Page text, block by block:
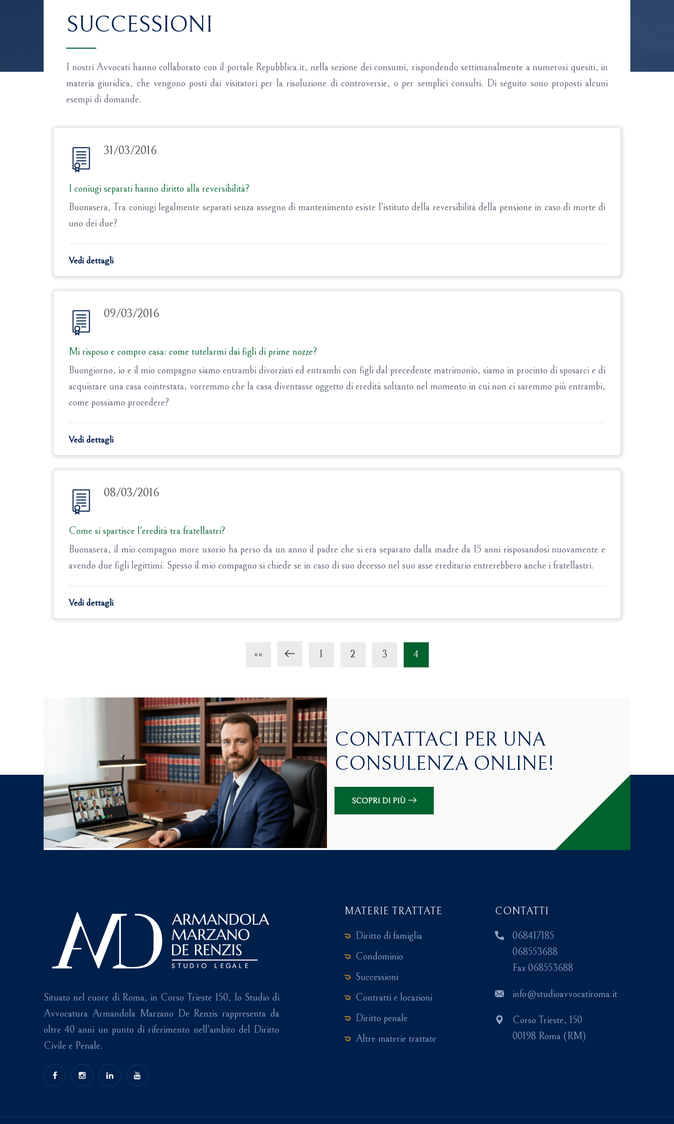
SUCCESSIONI
I nostri Avvocati hanno collaborato con il portale Repubblica.it, nella sezione dei consumi, rispondendo settimanalmente a numerosi quesiti, in
materia giuridica, che vengono posti dai visitatori per la risoluzione di controversie, o per semplici consulti. Di seguito sono proposti alcuni
esempi di domande.
31/03/2016
I coniugi separati hanno diritto alla reversibilità?
Buonasera, Tra coniugi legalmente separati senza assegno di mantenimento esiste l'istituto della reversibilità della pensione in caso di morte di
uno dei due?
Vedi dettagli
09/03/2016
Mi risposo e compro casa: come tutelarmi dai figli di prime nozze?
Buongiorno, io e il mio compagno siamo entrambi divorziati ed entrambi con figli dal precedente matrimonio, siamo in procinto di sposarci e di
acquistare una casa cointestata, vorremmo che la casa diventasse oggetto di eredità soltanto nel momento in cui non ci saremmo più entrambi,
come possiamo procedere?
Vedi dettagli
08/03/2016
Come si spartisce l'eredità tra fratellastri?
Buonasera, il mio compagno more uxorio ha perso da un anno il padre che si era separato dalla madre da 15 anni risposandosi nuovamente e
avendo due figli legittimi. Spesso il mio compagno si chiede se in caso di suo decesso nel suo asse ereditario entrerebbero anche i fratellastri.
Vedi dettagli
«« 1 2 3 4
CONTATTACI PER UNA
CONSULENZA ONLINE!
SCOPRI DI PIÙ
Situato nel cuore di Roma, in Corso Trieste 150, lo Studio di
Avvocatura Armandola Marzano De Renzis rappresenta da
oltre 40 anni un punto di riferimento nell'ambito del Diritto
Civile e Penale.
MATERIE TRATTATE
Diritto di famiglia
Condominio
Successioni
Contratti e locazioni
Diritto penale
Altre materie trattate
CONTATTI
068417185
068553688
Fax 068553688
info@studioavvocatiroma.it
Corso Trieste, 150
00198 Roma (RM)